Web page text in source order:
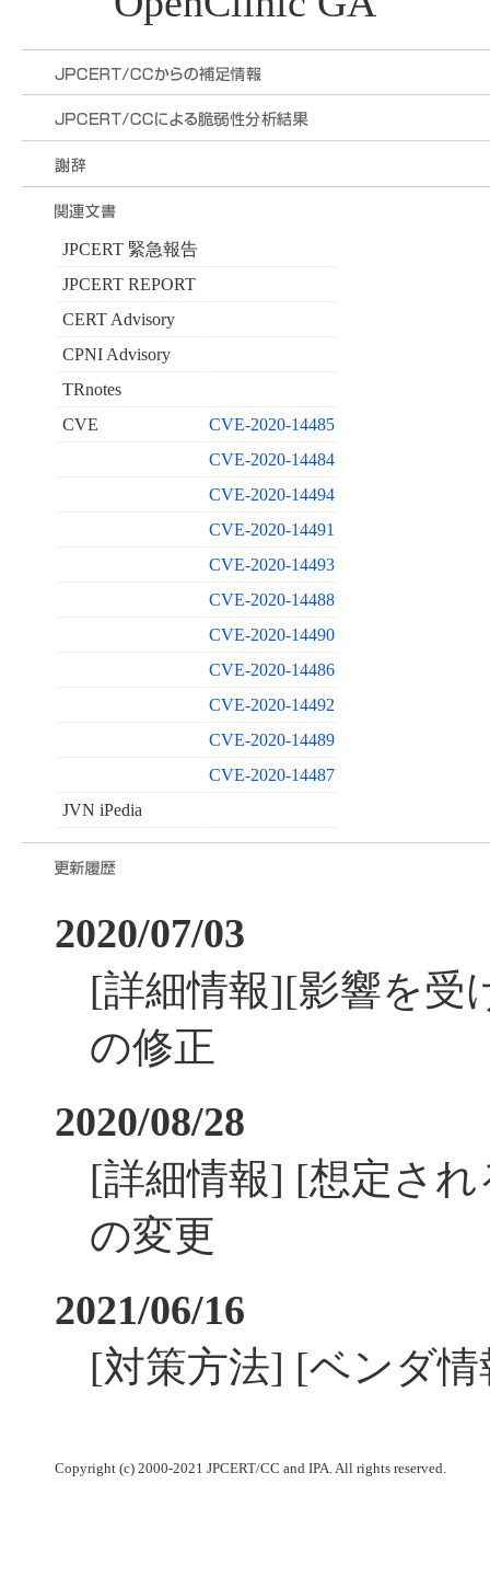
JPCERT 緊急報告
JPCERT REPORT
CERT Advisory
CPNI Advisory
TRnotes
CVE
CVE-2020-14485
CVE-2020-14484
CVE-2020-14494
CVE-2020-14491
CVE-2020-14493
CVE-2020-14488
CVE-2020-14490
CVE-2020-14486
CVE-2020-14492
CVE-2020-14489
CVE-2020-14487
JVN iPedia
2020/07/03
[詳細情報][影響を受
の修正
2020/08/28
[詳細情報] [想定され
の変更
2021/06/16
[対策方法] [ベンダ
Copyright (c) 2000-2021 JPCERT/CC and IPA. All rights reserved.